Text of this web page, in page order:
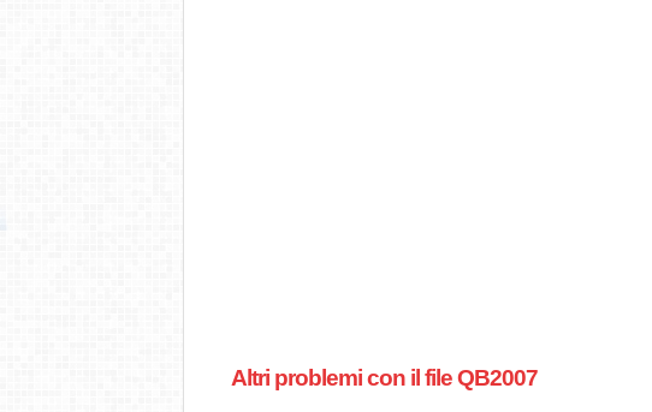
Altri problemi con il file QB2007